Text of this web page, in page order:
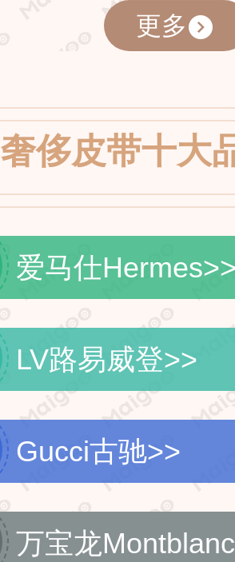
更多
奢侈皮带十大
爱马仕Hermes
LV路易威登>>
Gucci古驰>>
万宝龙Montblanc